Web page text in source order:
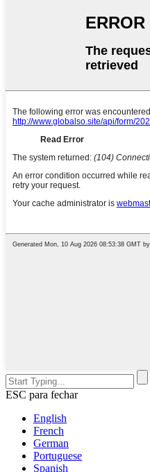
ESC para fechar
English
French
German
Portuguese
Spanish